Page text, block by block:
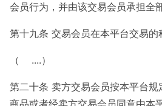
会员行为，并由该交易会员承担全
第十九条 交易会员在本平台交易的
（ ....）
第二十条 卖方交易会员按本平台规
商品或者经卖方交易会员同意由本